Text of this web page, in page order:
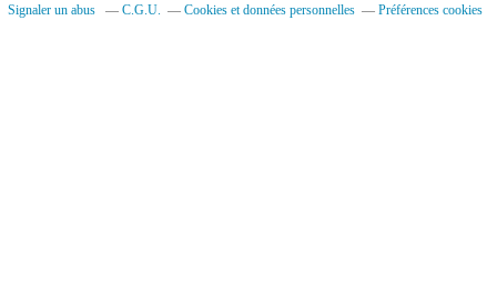
Signaler un abus
C.G.U. Cookies et données personnelles Préférences cookies